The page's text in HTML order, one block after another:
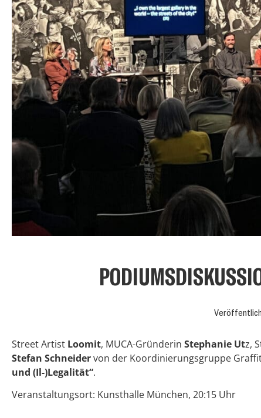
Street Artist Loomit, MUCA-Gründerin Stephanie Utz,
Stefan Schneidervon der Koordinierungsgruppe
und (Il-)Legalität“.
Veranstaltungsort: Kunsthalle München, 20:15 Uhr